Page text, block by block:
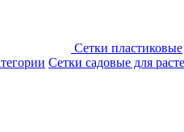
Сетки пластиковые
Сетки садовые для